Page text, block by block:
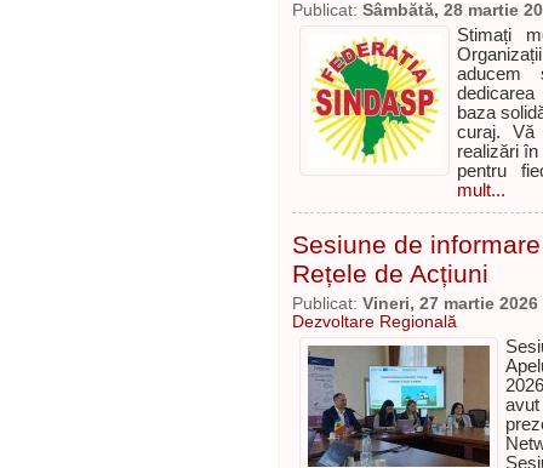
Publicat: Sâmbătă, 28 martie
Stimați
aducem
baza
curaj. Vă
realizări
pentru
mult...
Sesiune de
Rețele de Acțiuni
Publicat: Vineri, 27 martie 2026
Dezvoltare Regională